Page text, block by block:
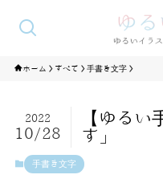
ホーム すべて 手書き文字
【ゆる
す」
2022
10/28
手書き文字